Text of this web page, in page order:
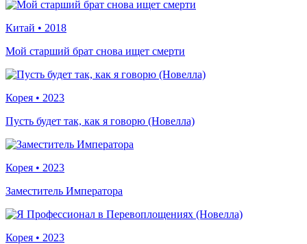
Китай • 2018
Мой старший брат снова ищет смерти
Корея • 2023
Пусть будет так, как я говорю (Новелла)
Корея • 2023
Заместитель Императора
Корея • 2023